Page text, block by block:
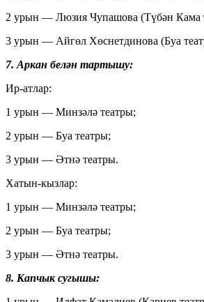
2 урын — Люзия Чупашова (Түбән Кама
3 урын — Айгөл Хөснетдинова (Буа
7. Аркан белән тартышу:
Ир-атлар:
1 урын — Минзәлә театры;
2 урын — Буа театры;
3 урын — Әтнә театры.
Хатын-кызлар:
1 урын — Минзәлә театры;
2 урын — Буа театры;
3 урын — Әтнә театры.
8. Капчык сугышы: